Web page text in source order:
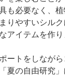
も必要なく、
りやすいシル
アイテムを作り
ートをしなが
夏の自由研究」